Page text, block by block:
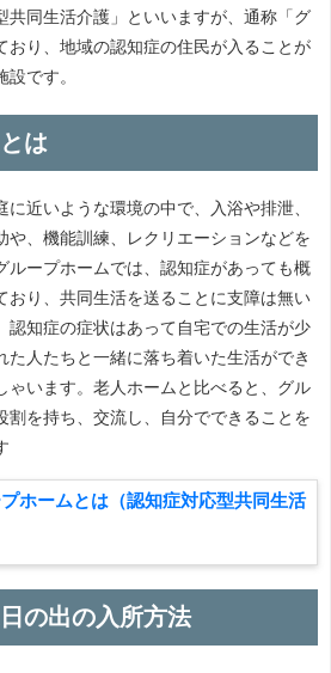
共同生活介護」といいますが、通称「グ
おり、地域の認知症の住民が入ることが
です。
は
近いような環境の中で、入浴や排泄、
や、機能訓練、レクリエーションなどを
ループホームでは、認知症があっても概
おり、共同生活を送ることに支障は無い
認知症の症状はあって自宅での生活が少
た人たちと一緒に落ち着いた生活ができ
ゃいます。老人ホームと比べると、グル
割を持ち、交流し、自分でできることを
ホームとは（認知症対応型共同生活
の出の入所方法